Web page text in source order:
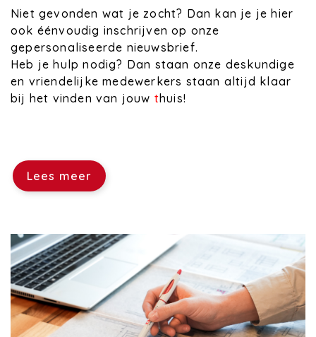
Niet gevonden wat je zocht? Dan kan je je hier
ook éénvoudig inschrijven op onze
gepersonaliseerde nieuwsbrief.
Heb je hulp nodig? Dan staan onze deskundige
en vriendelijke medewerkers staan altijd klaar
bij het vinden van jouw thuis!
Lees meer